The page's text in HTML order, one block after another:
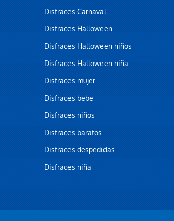
Disfraces Carnaval
Disfraces Halloween
Disfraces Halloween niños
Disfraces Halloween niña
Disfraces mujer
Disfraces bebe
Disfraces niños
Disfraces baratos
Disfraces despedidas
Disfraces niña